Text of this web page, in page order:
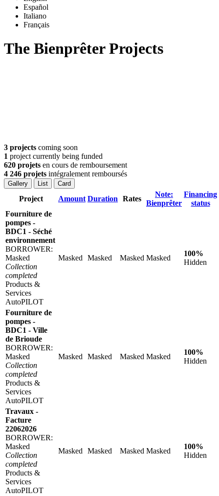
Español
Italiano
Français
The Bienprêter Projects
3 projects coming soon
1 project currently being funded
620 projets en cours de remboursement
4 246 projets intégralement remboursés
Gallery List Card
Project Amount Duration Rates
Note:
Bienprêter
Financing
status
Fourniture de
pompes -
BDC1 - Séché
environnement
BORROWER:
Masked
Collection
completed
Products &
Services
AutoPILOT
Masked Masked Masked Masked
100%
Hidden
Fourniture de
pompes -
BDC1 - Ville
de Brioude
BORROWER:
Masked
Collection
completed
Products &
Services
AutoPILOT
Masked Masked Masked Masked
100%
Hidden
Travaux -
Facture
22062026
BORROWER:
Masked
Collection
completed
Products &
Services
AutoPILOT
Masked Masked Masked Masked
100%
Hidden